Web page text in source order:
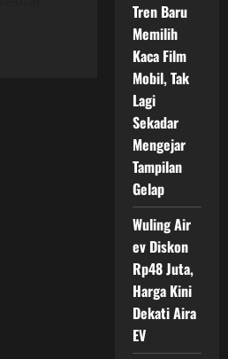
Tren Baru
Memilih
Kaca Film
Mobil, Tak
Lagi
Sekadar
Mengejar
Tampilan
Gelap
Wuling Air
ev Diskon
Rp48 Juta,
Harga Kini
Dekati Aira
EV